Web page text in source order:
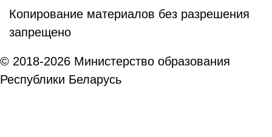
Копирование материалов без разрешения
запрещено
© 2018-2026 Министерство образования
Республики Беларусь